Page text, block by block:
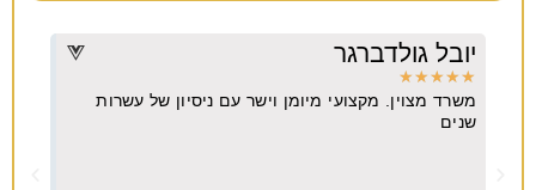
יובל גולדברגר
★
★
★
★
★
משרד מצוין. מקצועי מיומן וישר עם ניסיון של עשרות
שנים